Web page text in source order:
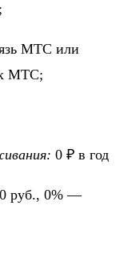
МТС или
МТС;
0 ₽ в год
руб., 0% —